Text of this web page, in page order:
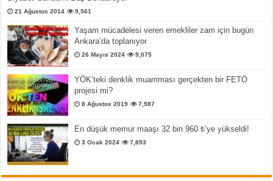
21 Ağustos 2014 9,561
Yaşam mücadelesi veren emekliler zam için bugün
Ankara’da toplanıyor
26 Mayıs 2024 9,075
YÖK’teki denklik muamması gerçekten bir FETÖ
projesi mi?
8 Ağustos 2019 7,987
En düşük memur maaşı 32 bin 960 ₺’ye yükseldi!
3 Ocak 2024 7,893